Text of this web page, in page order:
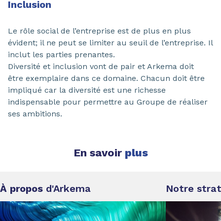
Inclusion
Le rôle social de l’entreprise est de plus en plus
évident; il ne peut se limiter au seuil de l’entreprise. Il
inclut les parties prenantes.
Diversité et inclusion vont de pair et Arkema doit
être exemplaire dans ce domaine. Chacun doit être
impliqué car la diversité est une richesse
indispensable pour permettre au Groupe de réaliser
ses ambitions.
En savoirplus
À propos d'Arkema Notre